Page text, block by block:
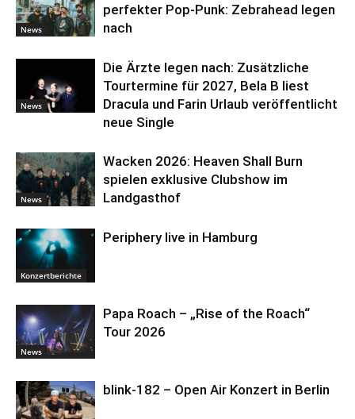
News
perfekter Pop-Punk: Zebrahead legen
nach
News
Die Ärzte legen nach: Zusätzliche
Tourtermine für 2027, Bela B liest
Dracula und Farin Urlaub veröffentlicht
neue Single
News
Wacken 2026: Heaven Shall Burn
spielen exklusive Clubshow im
Landgasthof
Konzertberichte
Periphery live in Hamburg
News
Papa Roach – „Rise of the Roach“
Tour 2026
blink-182 – Open Air Konzert in Berlin